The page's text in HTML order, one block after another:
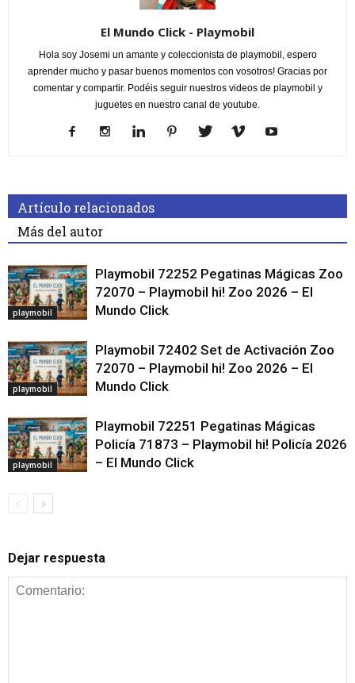
El Mundo Click - Playmobil
Hola soy Josemi un amante y coleccionista de playmobil, espero
aprender mucho y pasar buenos momentos con vosotros! Gracias por
comentar y compartir. Podéis seguir nuestros videos de playmobil y
juguetes en nuestro canal de youtube.
Artículo relacionados
Más del autor
playmobil
Playmobil 72252 Pegatinas Mágicas Zoo
72070 – Playmobil hi! Zoo 2026 – El
Mundo Click
playmobil
Playmobil 72402 Set de Activación Zoo
72070 – Playmobil hi! Zoo 2026 – El
Mundo Click
playmobil
Playmobil 72251 Pegatinas Mágicas
Policía 71873 – Playmobil hi! Policía 2026
– El Mundo Click
Dejar respuesta